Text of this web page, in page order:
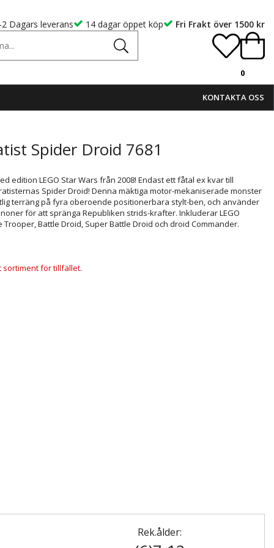
2 Dagars leverans 14 dagar öppet köp Fri Frakt över 1500 kr
0
KONTAKTA OSS
Spider Droid 7681
edition LEGO Star Wars från 2008! Endast ett fåtal ex kvar till
Spider Droid! Denna mäktiga motor-mekaniserade monster
terräng på fyra oberoende positionerbara stylt-ben, och använder
för att spränga Republiken strids-krafter. Inkluderar LEGO
Battle Droid, Super Battle Droid och droid Commander.
sortiment för tillfället.
Rek.ålder: